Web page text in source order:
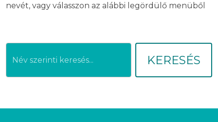
nevét, vagy válasszon az alábbi legördülő menüből
KERESÉS